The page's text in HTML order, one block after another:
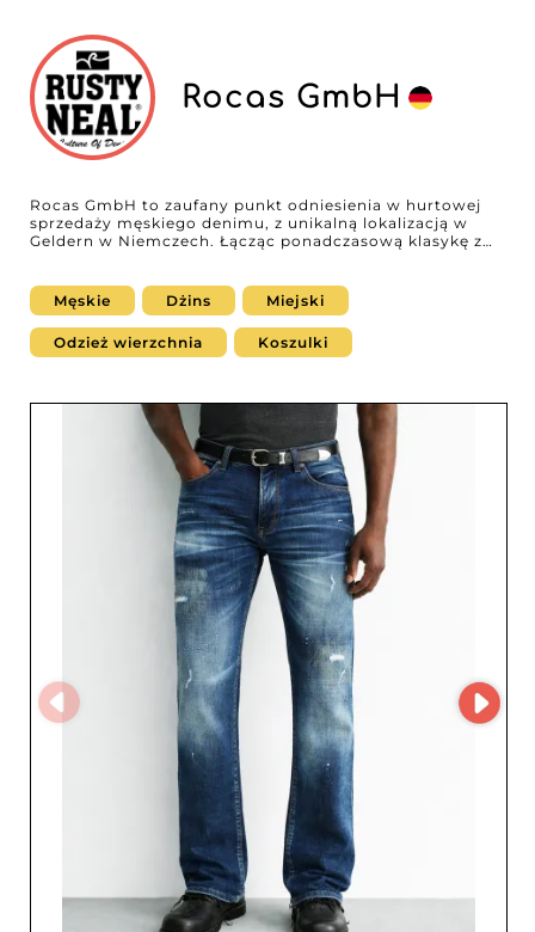
Rocas GmbH
Rocas GmbH to zaufany punkt odniesienia w hurtowej
sprzedaży męskiego denimu, z unikalną lokalizacją w
Geldern w Niemczech. Łącząc ponadczasową klasykę z
podstaw po nowoczesne i odważne projekty –
umożliwiając każdemu detaliście odpowiedzieć na
zróżnicowane preferencje męskiej klienteli będącej na
czele mody. Ceniona za różnorodność i ekspercką
atrakcyjne. Dla profesjonalistów mody szukających
niezawodnego partnera Rocas GmbH oferuje niezmienną
jakość i nienaganną obsługę – gwarancje wzrostu.
Detaliści i resellerzy, którzy chcą zoptymalizować
zaopatrzenie, mogą łatwo zarejestrować się na My
Fashion Wholesaler i uzyskać dostęp do profilu dostawcy
Rocas GmbH oraz jego bezpośrednich danych
kontaktowych. Odkryj partnerstwo skupione na Twoich
potrzebach, które pozwoli Ci oferować klientom modele
denimu budujące lojalność.
Męskie Dżins Miejski
Odzież wierzchnia Koszulki